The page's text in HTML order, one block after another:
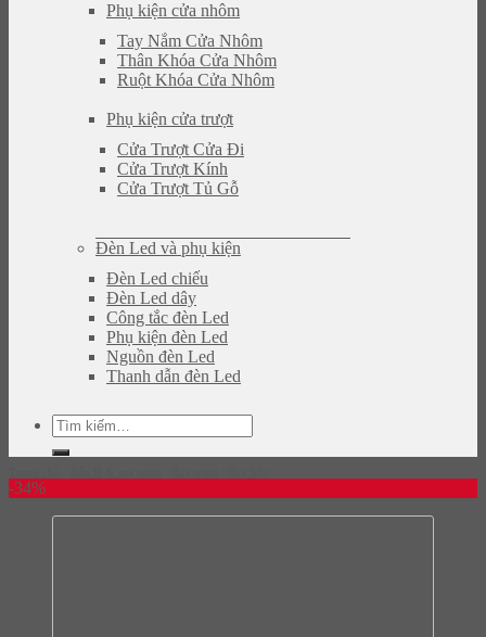
Phụ kiện cửa nhôm
Tay Nắm Cửa Nhôm
Thân Khóa Cửa Nhôm
Ruột Khóa Cửa Nhôm
Phụ kiện cửa trượt
Cửa Trượt Cửa Đi
Cửa Trượt Kính
Cửa Trượt Tủ Gỗ
Đèn Led và phụ kiện
Đèn Led chiếu
Đèn Led dây
Công tắc đèn Led
Phụ kiện đèn Led
Nguồn đèn Led
Thanh dẫn đèn Led
Tìm
kiếm:
-34%